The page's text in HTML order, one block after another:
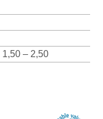
1,50 – 2,50